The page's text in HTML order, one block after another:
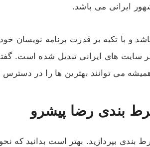
ایرانی می‌ باشد.
و با تکیه بر قدرت برنامه نویسان
های ایرانی تبدیل شده است.
می توانند بهترین ها را در دسترس
بندی رضا پیشرو
بندی بپردازید. بهتر است بدانید